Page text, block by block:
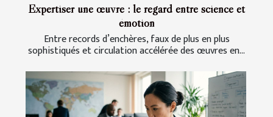
Expertiser une œuvre : le regard entre science et
émotion
Entre records d’enchères, faux de plus en plus
sophistiqués et circulation accélérée des œuvres en...